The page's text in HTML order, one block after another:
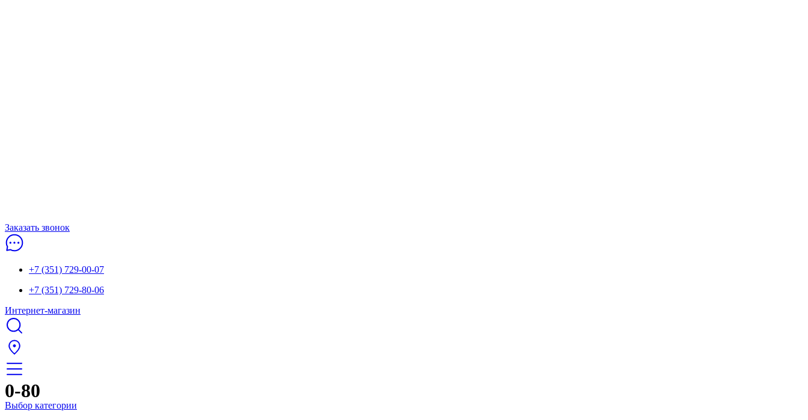
Заказать звонок
+7 (351) 729-00-07
+7 (351) 729-80-06
Интернет-магазин
0-80
Выбор категории